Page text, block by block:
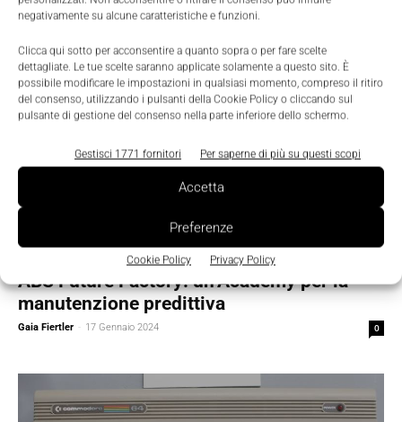
negativamente su alcune caratteristiche e funzioni.
Clicca qui sotto per acconsentire a quanto sopra o per fare scelte
dettagliate. Le tue scelte saranno applicate solamente a questo sito. È
possibile modificare le impostazioni in qualsiasi momento, compreso il ritiro
del consenso, utilizzando i pulsanti della Cookie Policy o cliccando sul
pulsante di gestione del consenso nella parte inferiore dello schermo.
Gestisci 1771 fornitori Per saperne di più su questi scopi
Accetta
Preferenze
Cookie Policy Privacy Policy
Competenze 4.0
ABS Future Factory: un’Academy per la
manutenzione predittiva
Gaia Fiertler - 17 Gennaio 2024 0